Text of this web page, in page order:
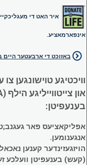
איר האט די
אינפארמאציע.
באזוכט די ארבעטער היים
בענעפיטן:
אנגענומען.
(קעש) בענעפיטן וועלכע